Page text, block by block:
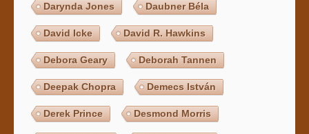
Darynda Jones Daubner Béla
David Icke David R. Hawkins
Debora Geary Deborah Tannen
Deepak Chopra Demecs István
Derek Prince Desmond Morris